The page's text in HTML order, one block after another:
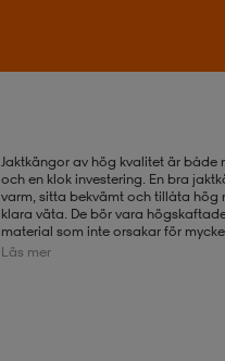
Jaktkängor av hög kvalitet är både
och en klok investering. En bra
varm, sitta bekvämt och tillåta hög
klara väta. De bör vara
material som inte orsakar för
tar sig fram genom skog och mark.
Läs mer